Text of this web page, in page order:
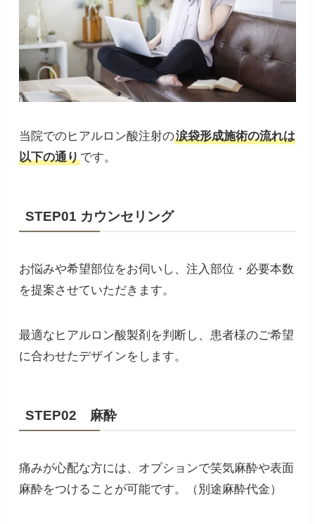
当院でのヒアルロン酸注射の涙袋形成施術の流れは
以下の通りです。
STEP01 カウンセリング
お悩みや希望部位をお伺いし、注入部位・必要本数
を提案させていただきます。
最適なヒアルロン酸製剤を判断し、患者様のご希望
に合わせたデザインをします。
STEP02 麻酔
痛みが心配な方には、オプションで笑気麻酔や表面
麻酔をつけることが可能です。（別途麻酔代金）